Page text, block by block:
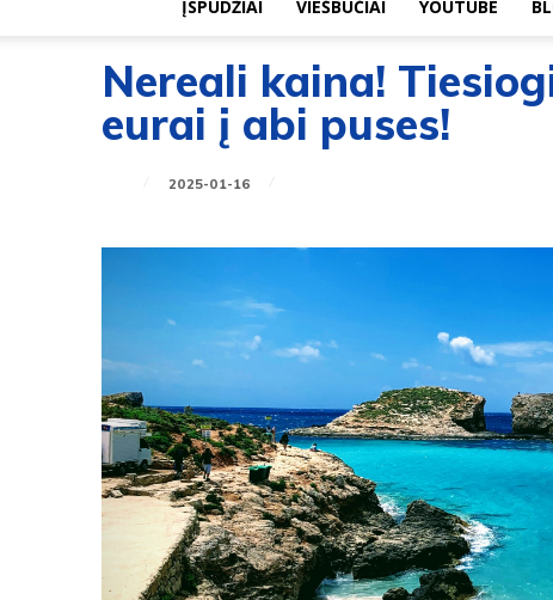
ĮSPŪDŽIAI VIEŠBUČIAI YOUTUBE
Nereali kaina!
eurai į abi puses!
2025-01-16